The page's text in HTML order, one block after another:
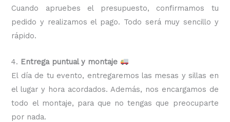
Cuando apruebes el presupuesto, confirmamos tu
pedido y realizamos el pago. Todo será muy sencillo y
rápido.
4. Entrega puntual y montaje
El día de tu evento, entregaremos las mesas y sillas en
el lugar y hora acordados. Además, nos encargamos de
todo el montaje, para que no tengas que preocuparte
por nada.